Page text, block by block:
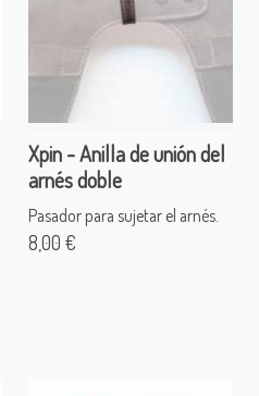
Xpin - Anilla de unión del
arnés doble
Pasador para sujetar el arnés.
8,00 €